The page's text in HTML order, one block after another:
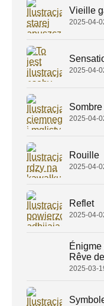
Vieille
2025-04-
2025-04-
2025-04-
Rouille
2025-04-
Reflet
2025-04-
Énigme
Rêve
2025-03-